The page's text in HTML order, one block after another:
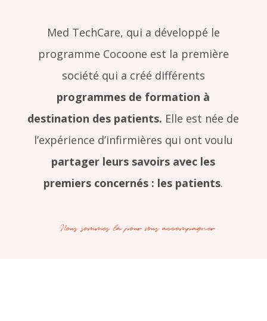
Med TechCare, qui a développé le
programme Cocoone est la première
société qui a créé différents
programmes de formation à
destination des patients. Elle est née de
l’expérience d’infirmières qui ont voulu
partager leurs savoirs avec les
premiers concernés : les patients.